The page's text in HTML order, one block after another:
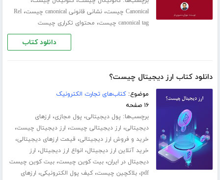
Canonical چیست ،نشانی قانونی canonical چیست ،Rel
canonical tag چیست
، محتوای تکراری چیست
دانلود کتاب
دانلود کتاب ارز دیجیتال چیست؟
موضوع:کتاب‌های تجارت الکترونیک
۱۶ صفحه
برچسب‌ها: پول دیجیتالی، پول مجازی، ارزهای
دیجیتالی، ارز دیجیتالی چیست، ارز دیجیتال چیست،
خرید و فروش ارز دیجیتالی، قیمت ارزهای دیجیتالی،
خرید آنلاین ارز دیجیتال، انواع ارز دیجیتال، ارز
دیجیتال در ایران،بیت کوین چیست،بیت کوین چیست
pdf،بلاکچین چیست،کیف پول الکترونیکی، ارزهای